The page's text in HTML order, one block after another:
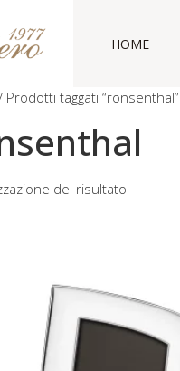
HOME
Prodotti taggati “ronsenthal”
del risultato